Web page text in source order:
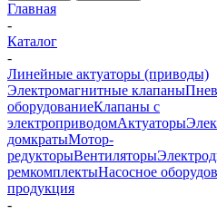
Главная
-
Каталог
-
Линейные актуаторы (приводы)
Электромагнитные клапаны
оборудованиеКлапаны с
электроприводомАктуаторы
домкратыМотор-
редукторыВентиляторы
ремкомплектыНасосное
продукция
-